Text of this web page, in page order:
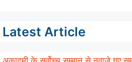
Latest Article